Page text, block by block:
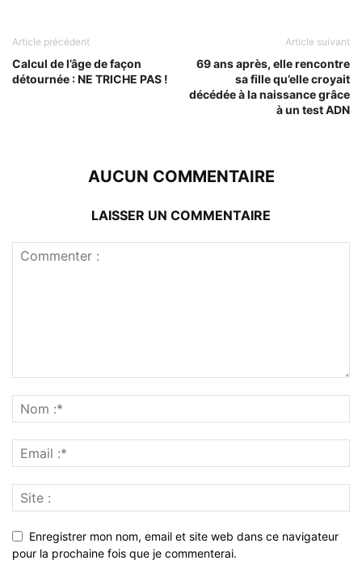
Article précédent
Calcul de l’âge de façon
détournée : NE TRICHE PAS !
Article suivant
69 ans après, elle rencontre
sa fille qu’elle croyait
décédée à la naissance grâce
à un test ADN
AUCUN COMMENTAIRE
LAISSER UN COMMENTAIRE
Enregistrer mon nom, email et site web dans ce navigateur
pour la prochaine fois que je commenterai.